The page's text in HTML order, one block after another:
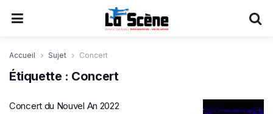
Accueil Sujet Concert
Étiquette : Concert
Concert du Nouvel An 2022